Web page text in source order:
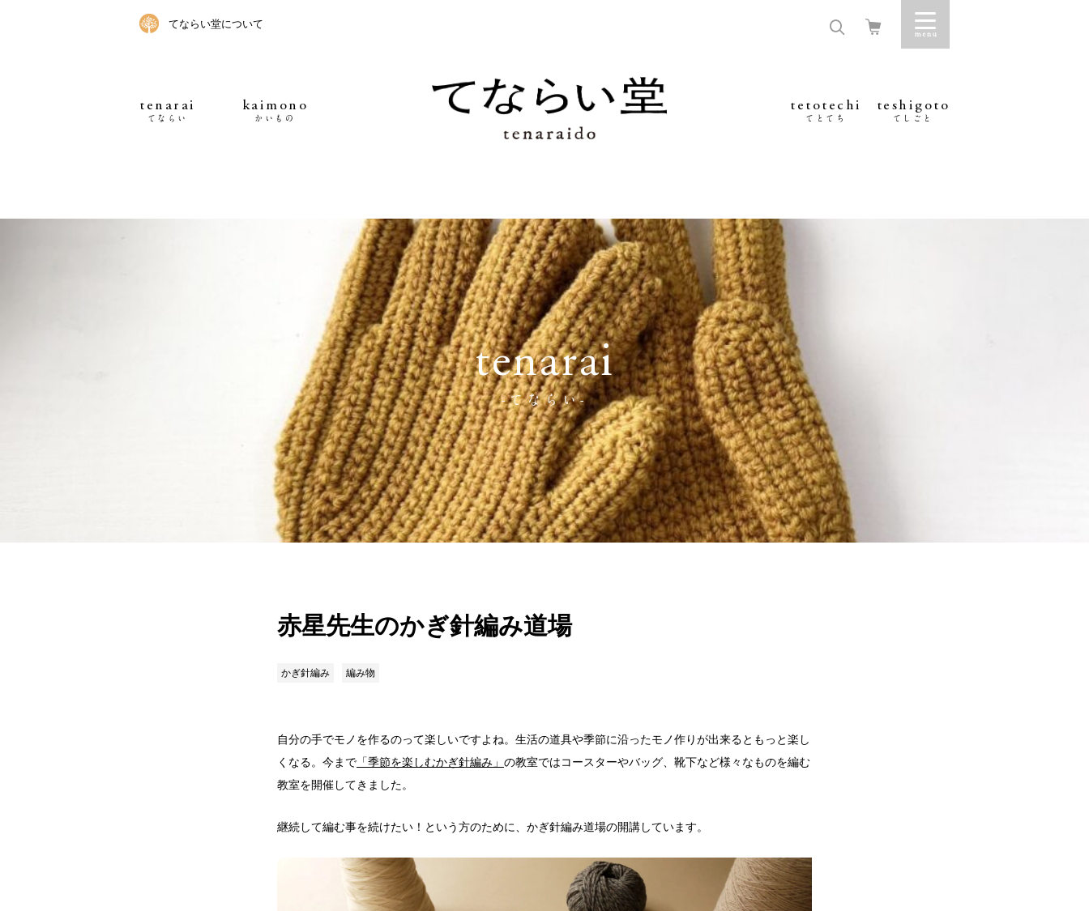
てならい堂について
tenarai
てならい
kaimono
かいもの
tetotechi
てとてち
teshigoto
てしごと
tenarai
-てならい-
赤星先生のかぎ針編み道場
かぎ針編み 編み物
自分の手でモノを作るのって楽しいですよね。生活の道具や季節に沿ったモノ作りが出来るともっと楽し
くなる。今まで 「季節を楽しむかぎ針編み」 の教室ではコースターやバッグ、靴下など様々なものを編む
教室を開催してきました。
継続して編む事を続けたい！という方のために、かぎ針編み道場の開講しています。